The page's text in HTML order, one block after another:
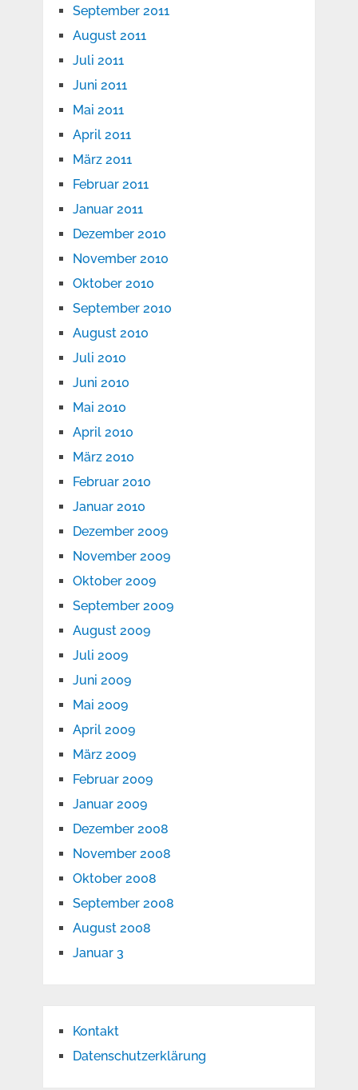
September 2011
August 2011
Juli 2011
Juni 2011
Mai 2011
April 2011
März 2011
Februar 2011
Januar 2011
Dezember 2010
November 2010
Oktober 2010
September 2010
August 2010
Juli 2010
Juni 2010
Mai 2010
April 2010
März 2010
Februar 2010
Januar 2010
Dezember 2009
November 2009
Oktober 2009
September 2009
August 2009
Juli 2009
Juni 2009
Mai 2009
April 2009
März 2009
Februar 2009
Januar 2009
Dezember 2008
November 2008
Oktober 2008
September 2008
August 2008
Januar 3
Kontakt
Datenschutzerklärung